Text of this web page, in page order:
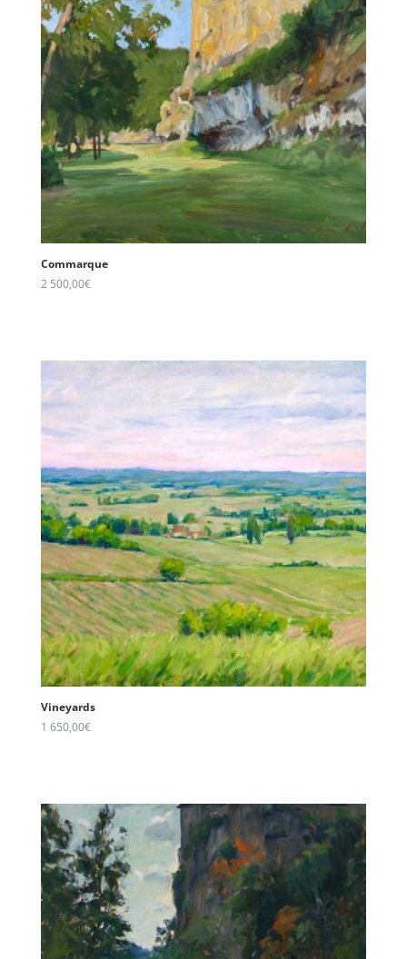
Commarque
2 500,00€
Vineyards
1 650,00€